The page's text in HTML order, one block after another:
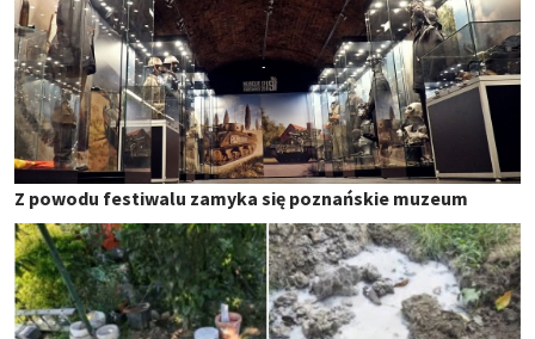
Z powodu festiwalu zamyka się poznańskie muzeum